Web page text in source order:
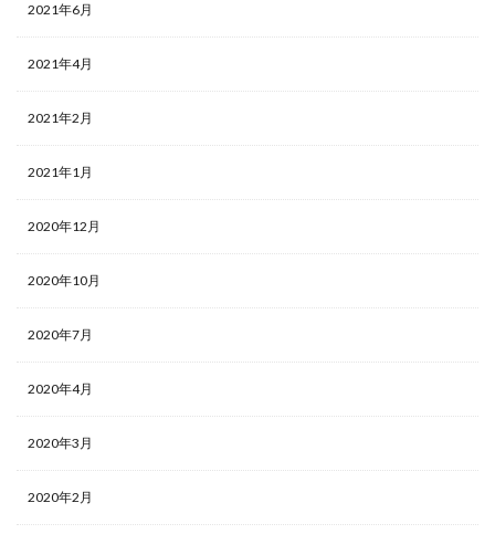
2021年6月
2021年4月
2021年2月
2021年1月
2020年12月
2020年10月
2020年7月
2020年4月
2020年3月
2020年2月